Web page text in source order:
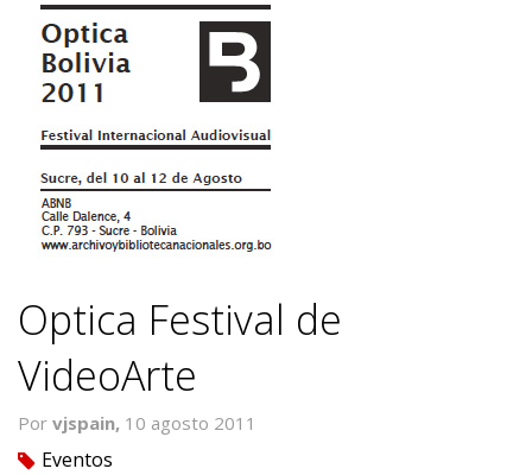
Optica Festival de
VideoArte
Por vjspain, 10 agosto 2011
tag Eventos